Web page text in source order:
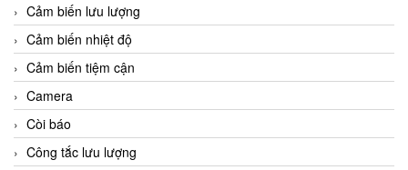
Cảm biến lưu lượng
Cảm biến nhiệt độ
Cảm biến tiệm cận
Camera
Còi báo
Công tắc lưu lượng